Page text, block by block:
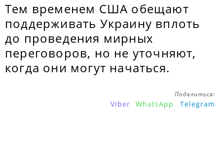
Тем временем США обещают
поддерживать Украину вплоть
до проведения мирных
переговоров, но не уточняют,
когда они могут начаться.
Поделиться:
Viber WhatsApp Telegram